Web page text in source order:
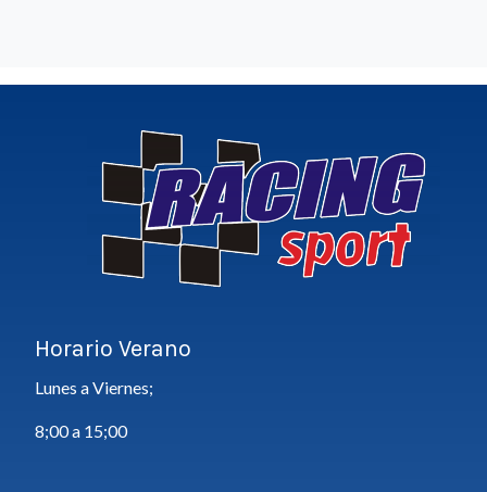
Horario Verano
Lunes a Viernes;
8;00 a 15;00